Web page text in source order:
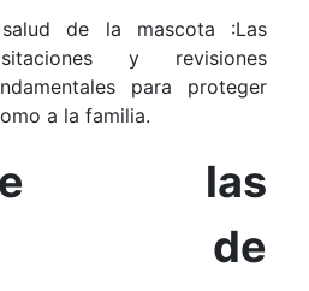
de la mascota :Las
y revisiones
para proteger
a la familia.
las
de